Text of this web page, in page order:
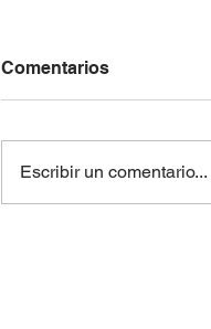
Comentarios
Escribir un comentario...